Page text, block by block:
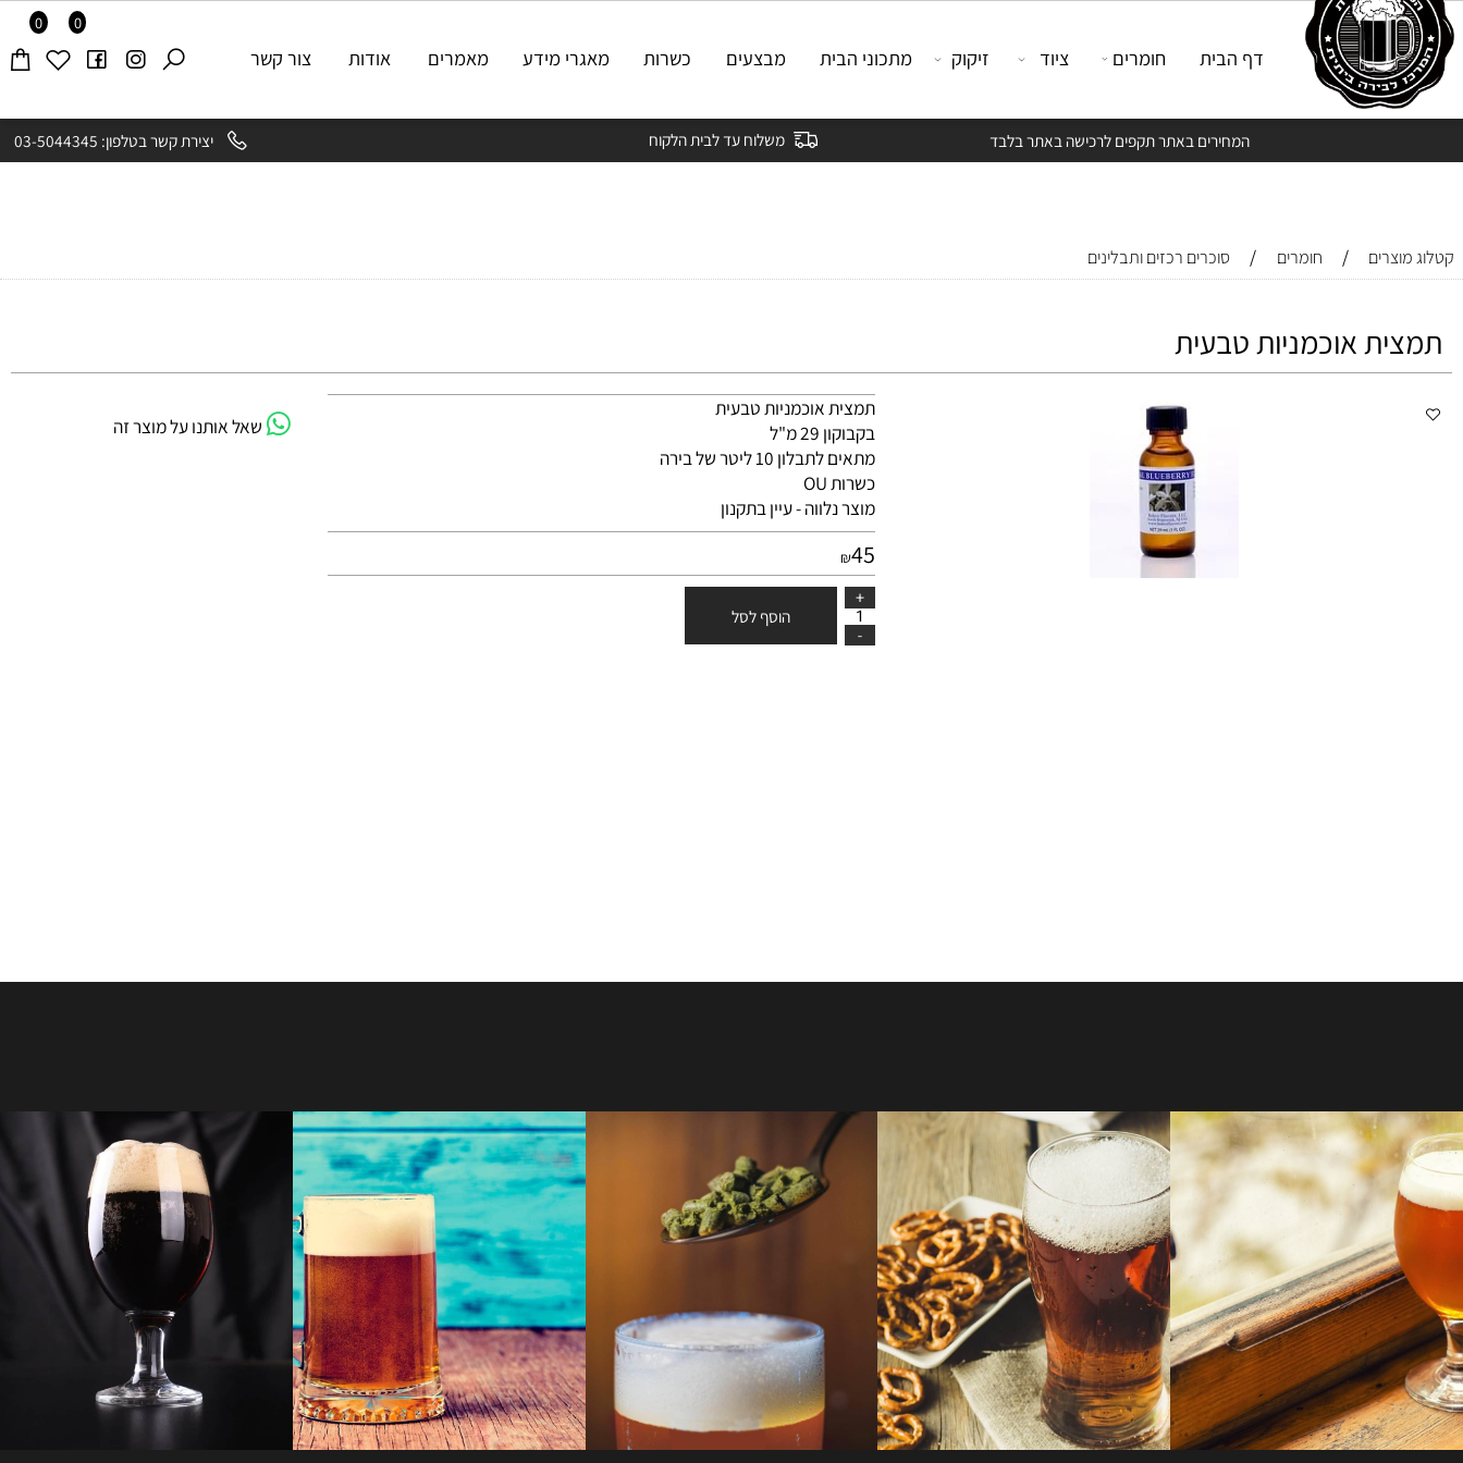
המחירים באתר תקפים לרכישה באתר בלבד משלוח עד לבית הלקוח יצירת קשר בטלפון: 03-5044345
0 0
דף הבית חומרים ציוד זיקוק מתכוני הבית מבצעים כשרות מאגרי מידע מאמרים אודות צור קשר
/ חומרים / סוכרים רכזים ותבלינים
אוכמניות טבעית
תמצית אוכמניות טבעית
בקבוקון 29 מ"ל
מתאים לתבלון 10 ליטר של בירה
כשרות OU
מוצר נלווה - עיין בתקנון
הוסף לסל
שאל אותנו על מוצר זה